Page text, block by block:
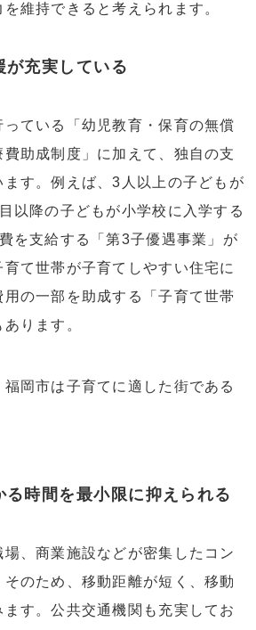
維持できると考えられます。
が充実している
ている「幼児教育・保育の無償
助成制度」に加えて、独自の支
す。例えば、3人以上の子どもが
以降の子どもが小学校に入学する
を支給する「第3子優遇事業」が
て世帯が子育てしやすい住宅に
の一部を助成する「子育て世帯
ります。
岡市は子育てに適した街である
る時間を最小限に抑えられる
、商業施設などが密集したコン
のため、移動距離が短く、移動
す。公共交通機関も充実してお